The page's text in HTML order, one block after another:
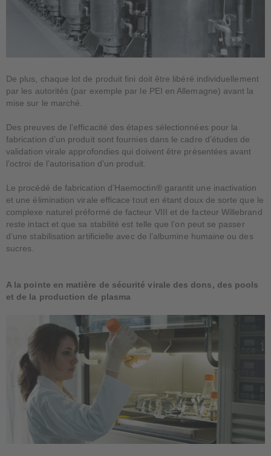
De plus, chaque lot de produit fini doit être libéré individuellement
par les autorités (par exemple par le PEI en Allemagne) avant la
mise sur le marché.
Des preuves de l’efficacité des étapes sélectionnées pour la
fabrication d’un produit sont fournies dans le cadre d’études de
validation virale approfondies qui doivent être présentées avant
l’octroi de l’autorisation d’un produit.
Le procédé de fabrication d’Haemoctin® garantit une inactivation
et une élimination virale efficace tout en étant doux de sorte que le
complexe naturel préformé de facteur VIII et de facteur Willebrand
reste intact et que sa stabilité est telle que l’on peut se passer
d’une stabilisation artificielle avec de l’albumine humaine ou des
sucres.
A la pointe en matière de sécurité virale des dons, des pools
et de la production de plasma